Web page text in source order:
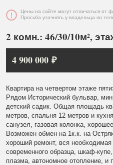
Цены на сайте могут отличаться от
Просьба уточнять у владельца по
2 комн.: 46/30/10м²,
4 900 000 ₽
Квартира на четвертом этаже
Рядом Исторический бульвар,
детский садик. Общая площадь
метров, спальня 12 метров и
санузел, газовая колонка,
Возможен обмен на 1к.к. на
хороший ремонт, вся
современного образца, шкаф-
плазма, автономное отопление, и